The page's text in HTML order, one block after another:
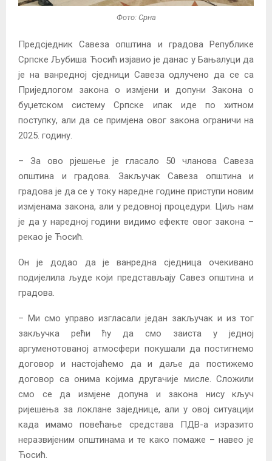
Фото: Срна
Предсједник Савеза општина и градова Републике
Српске Љубиша Ћосић изјавио је данас у Бањалуци да
је на ванредној сједници Савеза одлучено да се са
Приједлогом закона о измјени и допуни Закона о
буџетском систему Српске ипак иде по хитном
поступку, али да се примјена овог закона ограничи на
2025. годину.
– За ово рјешење је гласало 50 чланова Савеза
општина и градова. Закључак Савеза општина и
градова је да се у току наредне године приступи новим
измјенама закона, али у редовној процедури. Циљ нам
је да у наредној години видимо ефекте овог закона –
рекао је Ћосић.
Он је додао да је ванредна сједница очекивано
подијелила људе који представљају Савез општина и
градова.
– Ми смо управо изгласали један закључак и из тог
закључка рећи ћу да смо заиста у једној
аргуменотованој атмосфери покушали да постигнемо
договор и настојаћемо да и даље да постижемо
договор са онима којима другачије мисле. Сложили
смо се да измјене допуна и закона нису кључ
ријешења за локлане заједнице, али у овој ситуацији
када имамо повећање средстава ПДВ-а изразито
неразвијеним општинама и те како помаже – навео је
Ћосић.